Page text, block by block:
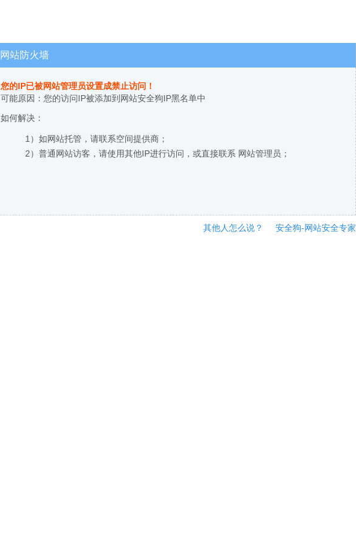
网站防火墙
您的IP已被网站管理员设置成禁止访问！
可能原因：您的访问IP被添加到网站安全狗IP黑名单中
如何解决：
1）如网站托管，请联系空间提供商；
2）普通网站访客，请使用其他IP进行访问，或直接联系 网站管理员；
其他人怎么说？ 安全狗-网站安全专家